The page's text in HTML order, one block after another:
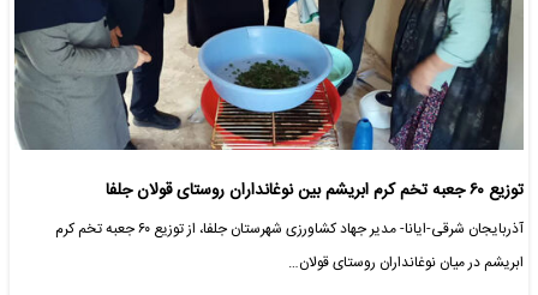
توزیع ۶۰ جعبه تخم کرم ابریشم بین نوغانداران روستای قولان جلفا
آذربایجان شرقی-ایانا- مدیر جهاد کشاورزی شهرستان جلفا، از توزیع ۶۰ جعبه تخم کرم
ابریشم در میان نوغانداران روستای قولان…